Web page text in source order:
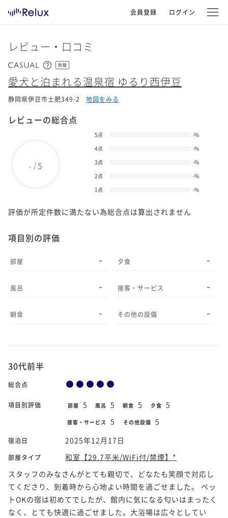
会員登録 ログイン
レビュー・口コミ
旅館
愛犬と泊まれる温泉宿 ゆるり西伊豆
静岡県伊豆市土肥349-2 地図をみる
レビューの総合点
- /5
5点 -%
4点
-%
3点
-%
2点
-%
1点
-%
評価が所定件数に満たない為総合点は算出されません
項目別の評価
部屋 -
風呂 -
朝食 -
夕食 -
接客・サービス -
その他の設備 -
30代前半
総合点
項目別評価 部屋 5 風呂 5 朝食 5 夕食 5
接客・サービス 5 その他設備 5
宿泊日 2025年12月17日
部屋タイプ
和室【29.7平米/WiFi付/禁煙】*
スタッフのみなさんがとても親切で、どなたも笑顔で対応し
てくださり、到着時から心地よい時間を過ごせました。 ペッ
トOKの宿は初めてでしたが、館内に気になる匂いはまったく
なく、とても快適に過ごせました。大浴場は広々としてい